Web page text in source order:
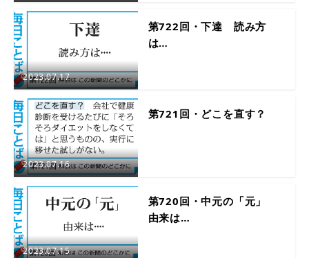
2023.07.17
第722回・下達 読み方
は…
2023.07.16
第721回・どこを直す？
2023.07.15
第720回・中元の「元」
由来は…